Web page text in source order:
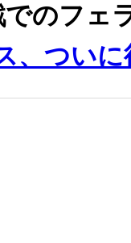
でのフェ
、ついに